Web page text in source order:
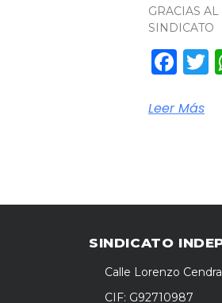
GRACIAS
SINDICATO
Leer Más
SINDICATO
Calle Lorenzo
CIF: G92710987